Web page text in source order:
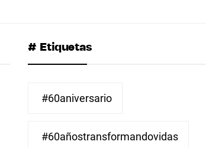
# Etiquetas
#60aniversario
#60añostransformandovidas